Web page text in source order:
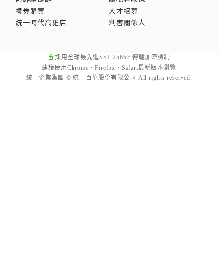
禮券購買
人才招募
統一時代高雄店
利害關係人
採用全球最先進SSL 256bit 傳輸加密機制
建議使用Chrome、Firefox、Safari最新版本瀏覽
統一企業集團 © 統一百華股份有限公司 All rights reserved.